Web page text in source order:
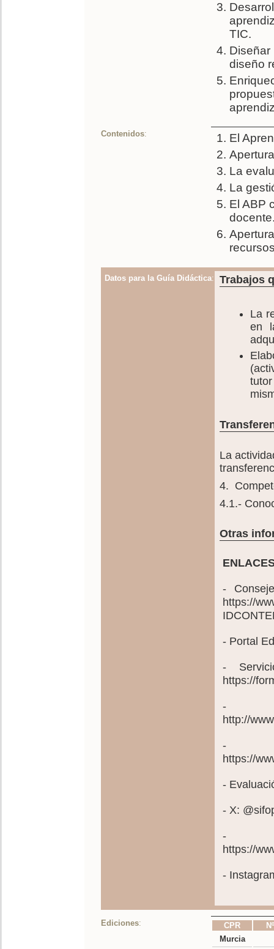
TIC.
Diseñar
diseño
Contenidos:
El
La
La
El ABP
Datos para la Guía Didáctica: Trabajos
La
en
La
4.
4.1.-
Otras
-
https://
- Portal
-
https://
-
http://
-
https://
-
- X:
-
https://
-
Ediciones: CPR
Murcia